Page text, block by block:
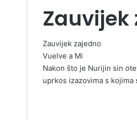
Zauvijek
Zauvijek zajedno
Vuelve a Mi
Nakon što je Nurijin sin
uprkos izazovima s kojima